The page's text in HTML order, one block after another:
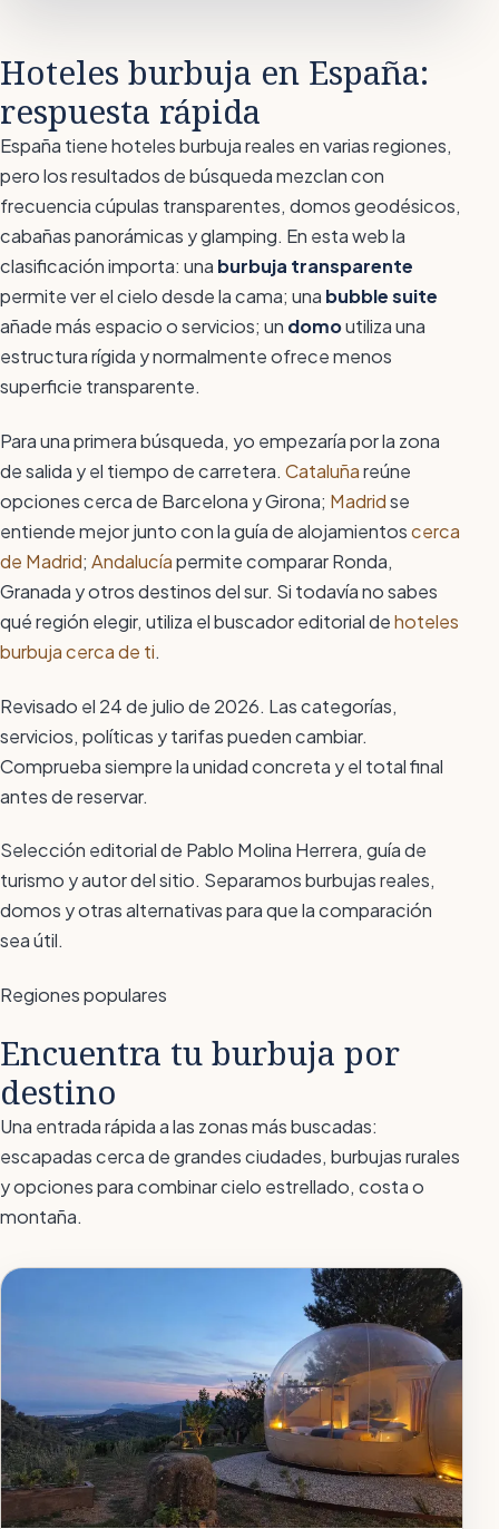
Hoteles burbuja en España:
respuesta rápida
España tiene hoteles burbuja reales en varias regiones,
pero los resultados de búsqueda mezclan con
frecuencia cúpulas transparentes, domos geodésicos,
cabañas panorámicas y glamping. En esta web la
clasificación importa: una burbuja transparente
permite ver el cielo desde la cama; una bubble suite
añade más espacio o servicios; un domoutiliza una
estructura rígida y normalmente ofrece menos
superficie transparente.
Para una primera búsqueda, yo empezaría por la zona
de salida y el tiempo de carretera. Cataluñareúne
opciones cerca de Barcelona y Girona; Madridse
entiende mejor junto con la guía de alojamientoscerca
de Madrid; Andalucíapermite comparar Ronda,
Granada y otros destinos del sur. Si todavía no sabes
qué región elegir, utiliza el buscador editorial dehoteles
burbuja cerca de ti.
Revisado el 24 de julio de 2026. Las categorías,
servicios, políticas y tarifas pueden cambiar.
Comprueba siempre la unidad concreta y el total final
antes de reservar.
Selección editorial de Pablo Molina Herrera, guía de
turismo y autor del sitio. Separamos burbujas reales,
domos y otras alternativas para que la comparación
sea útil.
Regiones populares
Encuentra tu burbuja por
destino
Una entrada rápida a las zonas más buscadas:
escapadas cerca de grandes ciudades, burbujas rurales
y opciones para combinar cielo estrellado, costa o
montaña.